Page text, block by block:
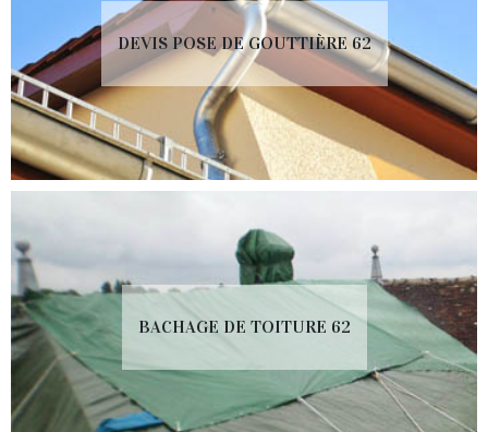
DEVIS POSE DE GOUTTIÈRE 62
BACHAGE DE TOITURE 62